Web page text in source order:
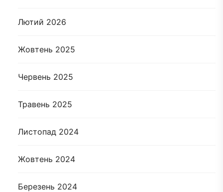
Лютий 2026
Жовтень 2025
Червень 2025
Травень 2025
Листопад 2024
Жовтень 2024
Березень 2024